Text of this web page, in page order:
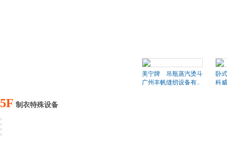
美宁牌 吊瓶蒸汽烫斗
广州丰帆缝纫设备有..
卧
科
5F 制衣特殊设备